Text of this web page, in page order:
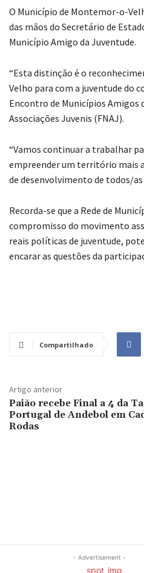
O Município de Montemor-o-
das mãos do Secretário de
Município Amigo da Juventude.
“Esta distinção é o
Velho para com a juventude do
Encontro de Municípios Amigos
Associações Juvenis (FNAJ).
“Vamos continuar a trabalhar
empreender um território mais
de desenvolvimento de todos/
Recorda-se que a Rede de
compromisso do movimento
reais políticas de juventude,
encarar as questões da
Compartilhado
Artigo anterior
Paião recebe Final a 4 da
Portugal de Andebol em
Rodas
- Advertisement -